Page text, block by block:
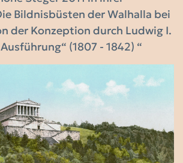
Bildnisbüsten der Walhalla bei
der Konzeption durch Ludwig I.
(1807 - 1842) “